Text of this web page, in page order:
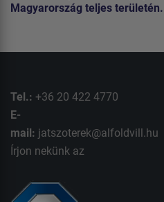
Magyarország teljes területén.
Tel.: +36 20 422 4770
E-
mail: jatszoterek@alfoldvill.hu
Írjon nekünk az